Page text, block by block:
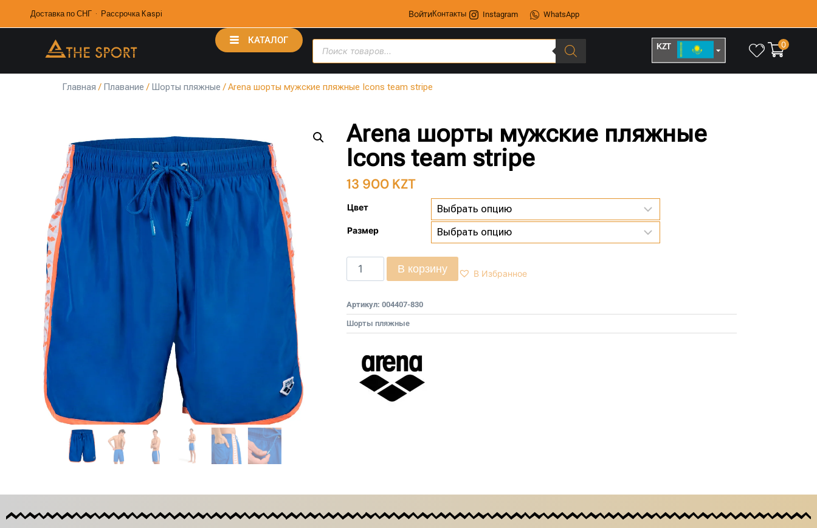
Доставка по СНГ · Рассрочка Kaspi ВойтиКонтакты Instagram WhatsApp
КАТАЛОГ
KZT 0
Главная / Плавание / Шорты пляжные / Arena шорты мужские пляжные Icons team stripe
Arena шорты мужские пляжные
Icons team stripe
13 900 KZT
Цвет
Размер
В корзину В Избранное
Артикул: 004407-830
Шорты пляжные